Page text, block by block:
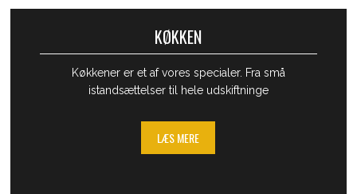
KØKKEN
​Køkkener er et af vores specialer. Fra små
istandsættelser til hele udskiftninge
LÆS MERE